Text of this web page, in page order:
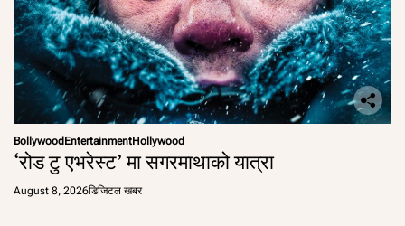
BollywoodEntertainmentHollywood
‘रोड टु एभरेस्ट’ मा सगरमाथाको यात्रा
August 8, 2026डिजिटल खबर